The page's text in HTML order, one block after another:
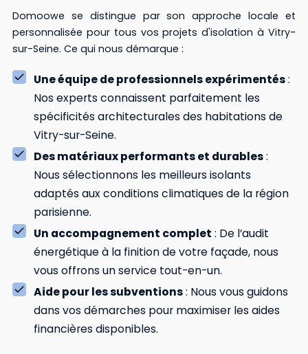
Domoowe se distingue par son approche locale et
personnalisée pour tous vos projets d'isolation à Vitry-
sur-Seine. Ce qui nous démarque :
Une équipe de professionnels expérimentés:
Nos experts connaissent parfaitement les
spécificités architecturales des habitations de
Vitry-sur-Seine.
Des matériaux performants et durables:
Nous sélectionnons les meilleurs isolants
adaptés aux conditions climatiques de la région
parisienne.
Un accompagnement complet : De l’audit
énergétique à la finition de votre façade, nous
vous offrons un service tout-en-un.
Aide pour les subventions: Nous vous guidons
dans vos démarches pour maximiser les aides
financières disponibles.